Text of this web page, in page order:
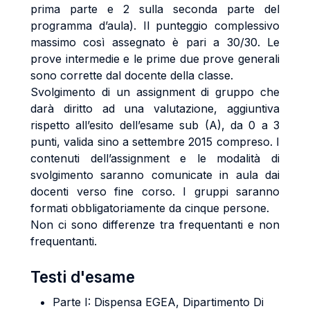
prima parte e 2 sulla seconda parte del
programma d’aula). Il punteggio complessivo
massimo così assegnato è pari a 30/30. Le
prove intermedie e le prime due prove generali
sono corrette dal docente della classe.
Svolgimento di un assignment di gruppo che
darà diritto ad una valutazione, aggiuntiva
rispetto all’esito dell’esame sub (A), da 0 a 3
punti, valida sino a settembre 2015 compreso. I
contenuti dell’assignment e le modalità di
svolgimento saranno comunicate in aula dai
docenti verso fine corso. I gruppi saranno
formati obbligatoriamente da cinque persone.
Non ci sono differenze tra frequentanti e non
frequentanti.
Testi d'esame
Parte I: Dispensa EGEA, Dipartimento Di